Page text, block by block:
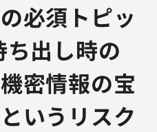
必須トピッ
出し時の
密情報の宝
いうリスク